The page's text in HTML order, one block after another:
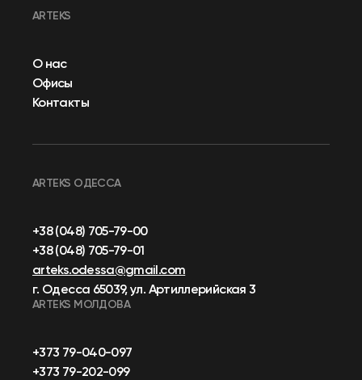
ARTEKS
О нас
Офисы
Контакты
ARTEKS ОДЕССА
+38 (048) 705-79-00
+38 (048) 705-79-01
arteks.odessa@gmail.com
г. Одесса 65039, ул. Артиллерийская 3
ARTEKS МОЛДОВА
+373 79-040-097
+373 79-202-099